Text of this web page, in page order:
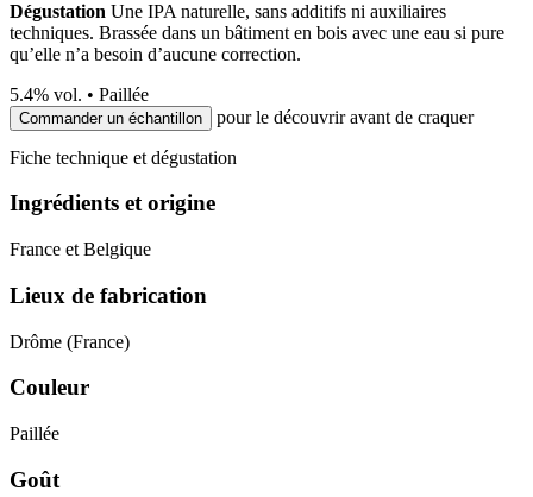
Dégustation Une IPA naturelle, sans additifs ni auxiliaires
techniques. Brassée dans un bâtiment en bois avec une eau si pure
qu’elle n’a besoin d’aucune correction.
5.4% vol. • Paillée
Commander un échantillon
pour le découvrir avant de craquer
Fiche technique et dégustation
Ingrédients et origine
France et Belgique
Lieux de fabrication
Drôme (France)
Couleur
Paillée
Goût